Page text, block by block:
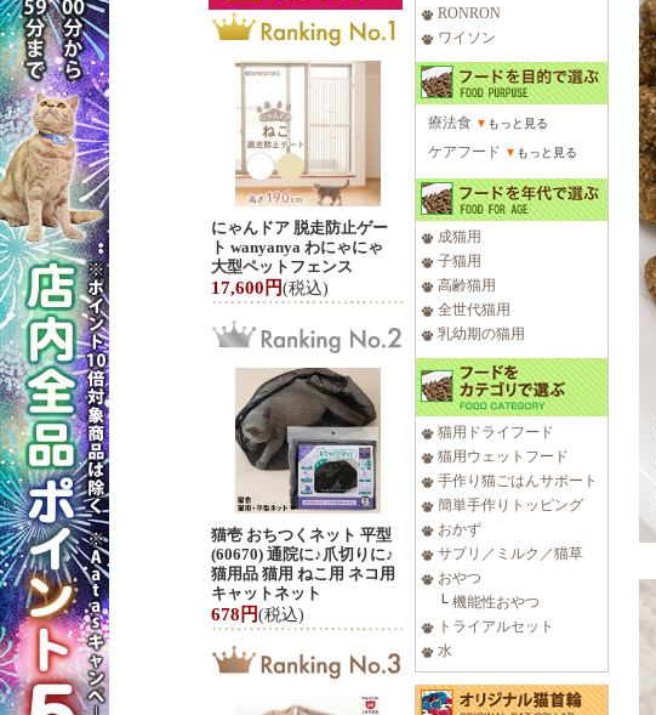
にゃんドア 脱走防止ゲー
ト wanyanya わにゃにゃ
大型ペットフェンス
17,600円(税込)
猫壱 おちつくネット 平型
(60670) 通院に♪爪切りに♪
猫用品 猫用 ねこ用 ネコ用
キャットネット
678円(税込)
RONRON
ワイソン
療法食 ▼ もっと見る
ケアフード ▼ もっと見る
成猫用
子猫用
高齢猫用
全世代猫用
乳幼期の猫用
猫用ドライフード
猫用ウェットフード
手作り猫ごはんサポート
簡単手作りトッピング
おかず
サプリ／ミルク／猫草
おやつ
└ 機能性おやつ
トライアルセット
水